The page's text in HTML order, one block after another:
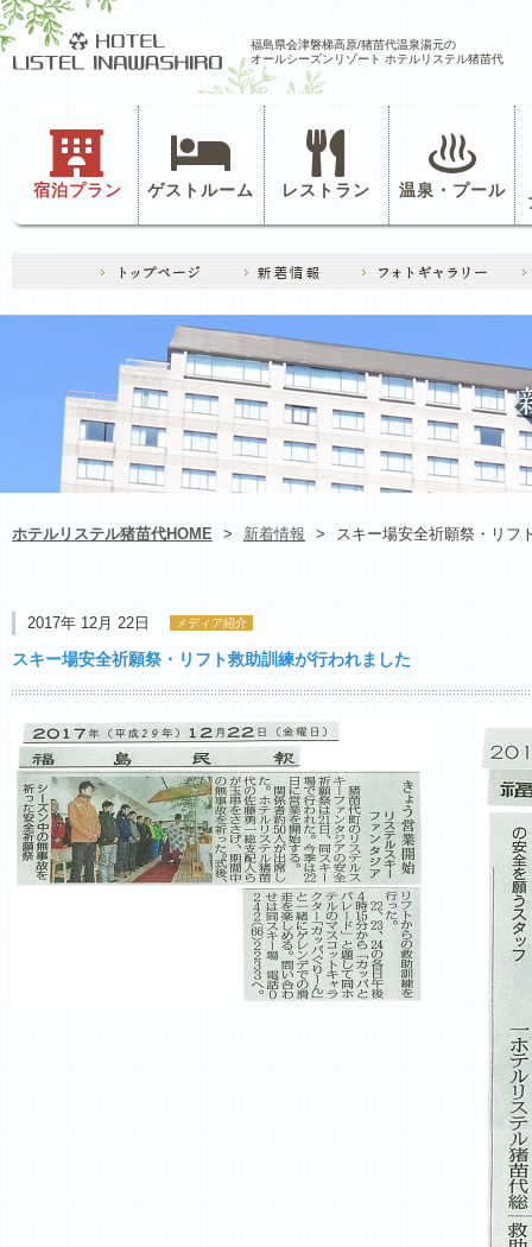
福島県会津磐梯高原/猪苗代温泉湯元の
オールシーズンリゾート ホテルリステル猪苗代
宿泊プラン ゲストルーム レストラン 温泉・プール
ホテルリステル猪苗代HOME > 新着情報 > スキー場安全祈願祭・リフ
2017年 12月 22日 メディア紹介
スキー場安全祈願祭・リフト救助訓練が行われました